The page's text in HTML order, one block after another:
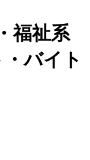
福祉系
バイト